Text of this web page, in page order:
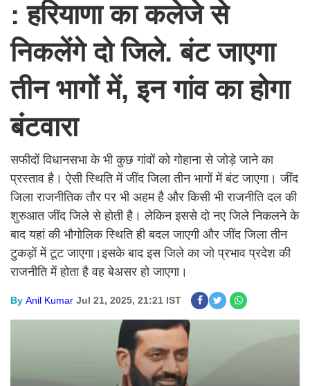
: हरियाणा का कलेजे से
निकलेंगे दो जिले. बंट जाएगा
तीन भागों में, इन गांव का होगा
बंटवारा
सफीदों विधानसभा के भी कुछ गांवों को गोहाना से जोड़े जाने का
प्रस्ताव है। ऐसी स्थिति में जींद जिला तीन भागों में बंट जाएगा। जींद
जिला राजनीतिक तौर पर भी अहम है और किसी भी राजनीति दल की
शुरुआत जींद जिले से होती है। लेकिन इससे दो नए जिले निकलने के
बाद यहां की भौगोलिक स्थिति ही बदल जाएगी और जींद जिला तीन
टुकड़ों में टूट जाएगा।इसके बाद इस जिले का जो प्रभाव प्रदेश की
राजनीति में होता है वह बेअसर हो जाएगा।
By Anil Kumar Jul 21, 2025, 21:21 IST